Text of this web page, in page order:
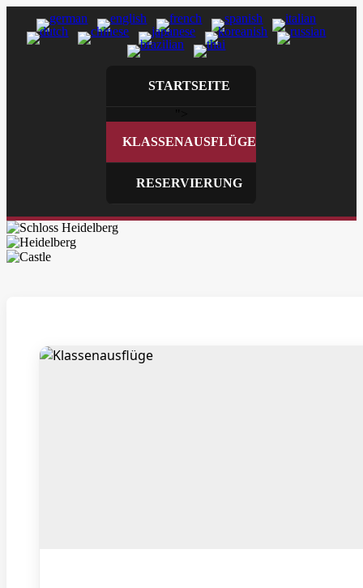
STARTSEITE
KLASSENAUSFLÜGE
RESERVIERUNG